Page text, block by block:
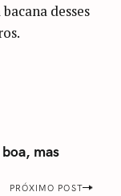
desses
mas
PRÓXIMO POST